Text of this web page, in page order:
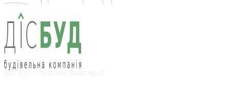
ДІС Буд – будуємо Ваші мрії!